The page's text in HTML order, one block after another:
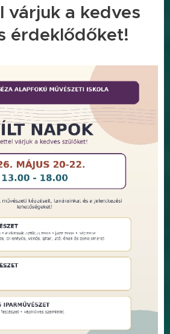
várjuk a kedves
érdeklődőket!